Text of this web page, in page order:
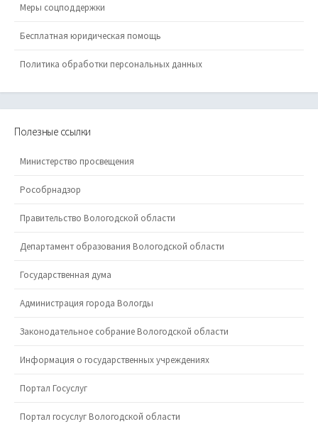
Меры соцподдержки
Бесплатная юридическая помощь
Политика обработки персональных данных
Полезные ссылки
Министерство просвещения
Рособрнадзор
Правительство Вологодской области
Департамент образования Вологодской области
Государственная дума
Администрация города Вологды
Законодательное собрание Вологодской области
Информация о государственных учреждениях
Портал Госуслуг
Портал госуслуг Вологодской области